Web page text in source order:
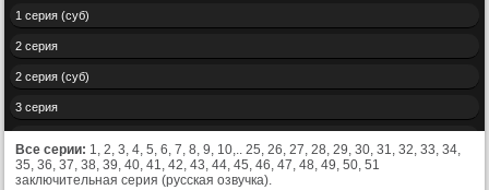
1 серия (суб)
2 серия
2 серия (суб)
3 серия
4 серия
Все серии: 1, 2, 3, 4, 5, 6, 7, 8, 9, 10,.. 25, 26, 27, 28, 29, 30, 31, 32, 33, 34,
35, 36, 37, 38, 39, 40, 41, 42, 43, 44, 45, 46, 47, 48, 49, 50, 51
заключительная серия (русская озвучка).